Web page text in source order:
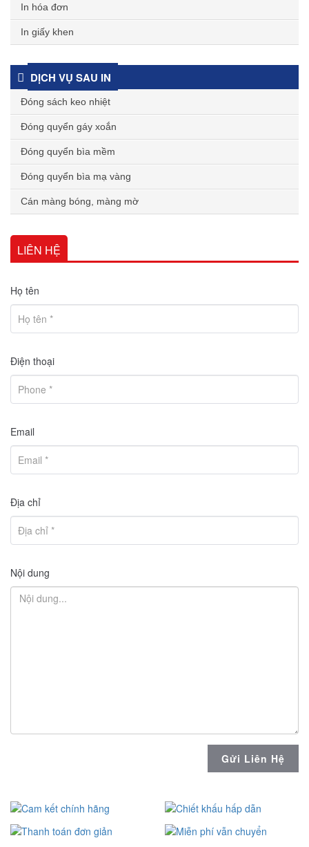
In hóa đơn
In giấy khen
DỊCH VỤ SAU IN
Đóng sách keo nhiệt
Đóng quyển gáy xoắn
Đóng quyển bìa mềm
Đóng quyển bìa mạ vàng
Cán màng bóng, màng mờ
LIÊN HỆ
Họ tên
Điện thoại
Email
Địa chỉ
Nội dung